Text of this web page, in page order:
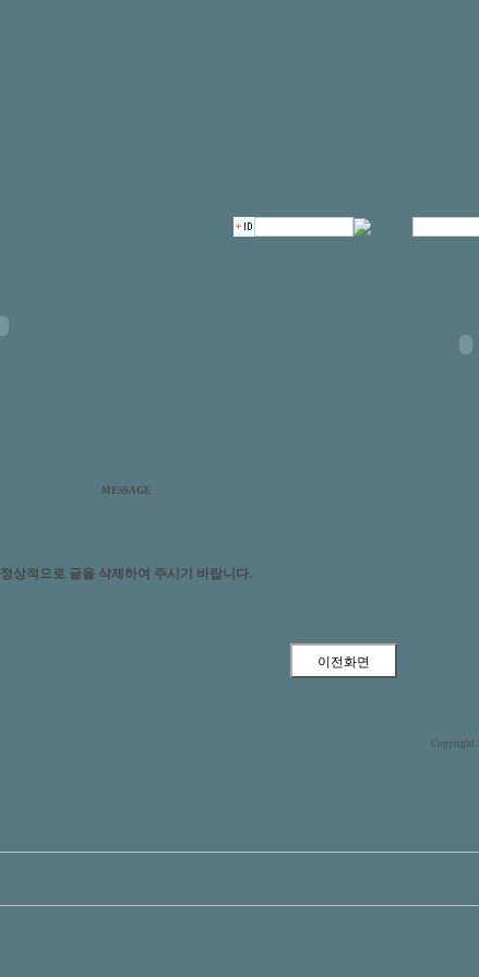
MESSAGE
정상적으로 글을 삭제하여 주시기 바랍니다.
Copyright